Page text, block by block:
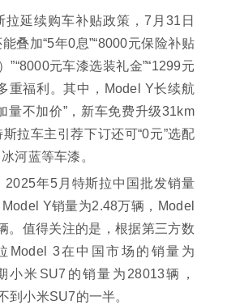
拉延续购车补贴政策，7月31日
叠加“5年0息”“8000元保险补贴
”“8000元车漆选装礼金”“1299元
重福利。其中，Model Y长续航
量不加价”，新车免费升级31km
拉车主引荐下订还可“0元”选配
河蓝等车漆。
2025年5月特斯拉中国批发销量
Y销量为2.48万辆，Model
。值得关注的是，根据第三方数
Model 3在中国市场的销量为
小米SU7的销量为28013辆，
到小米SU7的一半。